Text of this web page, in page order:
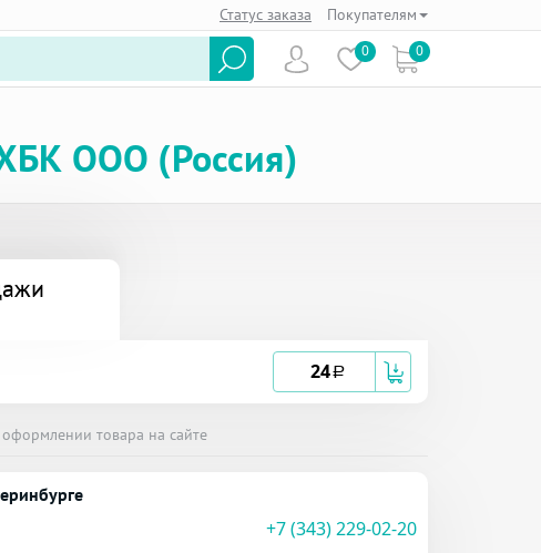
Статус заказа Покупателям
0 0
ООО (Россия)
24a
товара на сайте
+7 (343) 229-02-20